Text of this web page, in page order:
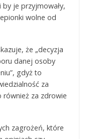
je przyjmowały,
wolne od
że „decyzja
danej osoby
gdyż to
za
również za zdrowie
zagrożeń, które